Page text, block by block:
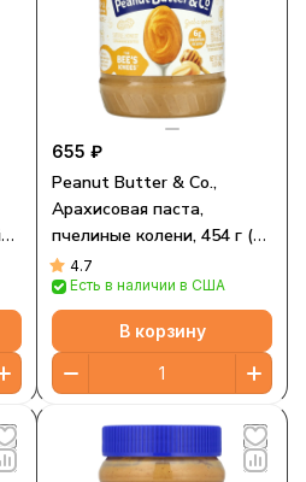
655 ₽
Peanut Butter & Co.,
Арахисовая паста,
пчелиные колени, 454 г (16
унций)
4.7
Есть в наличии в США
В корзину